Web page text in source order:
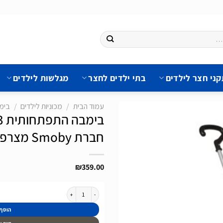
חצר לילדים בתי ילדים לחצר מגלשות לילדים
עמוד הבית / מכוניות לילדים /
חברת Smoby מצרפת דגם Maestro Ride-On
₪359.00
כמות של בימבה התפתחותית 3 ב-1 בצבע כחול פסטל כולל ידית דחיפה של חברת Smoby מצרפת דגם Maestro Ride-On